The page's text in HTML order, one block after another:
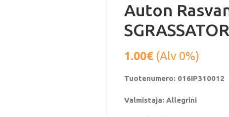
Auton
1.00€(Alv 0%)
Tuotenumero: 016IP310012
Valmistaja: Allegrini